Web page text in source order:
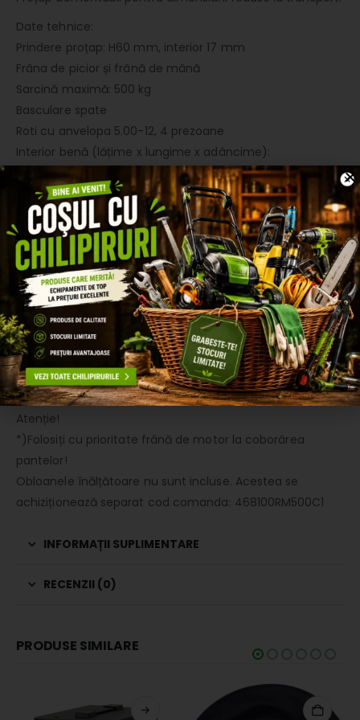
Date tehnice:
Prindere proțap: H60 mm, interior 17 mm
Frâna de picior și frână de mână
Sarcină maximă: 500 kg
Basculare spate
Roti cu anvelopa 5.00-12, 4 prezoane
Interior benă (lățime x lungime x adâncime):
Ecartament: 1230 mm
Lungime totală: 2920 mm
Înălțime totală: 1200 mm
Gardă sol osie: 240 mm
Suspensii: arcuri lamelare
Obloane rabatabile: spate și lateral
Scaun cu pernă, reglabil față-spate
Set livrare:
Colet 1/2 (componente): 1400x900x500 mm/110 kg
Colet 2/2 (proțap): 2600x600x150 mm/20 kg
Atenție!
*)Folosiți cu prioritate frână de motor la coborârea
pantelor!
Obloanele înălțătoare nu sunt incluse. Acestea se
achiziționează separat cod comanda: 468100RM500C1
INFORMAȚII SUPLIMENTARE
RECENZII (0)
PRODUSE SIMILARE